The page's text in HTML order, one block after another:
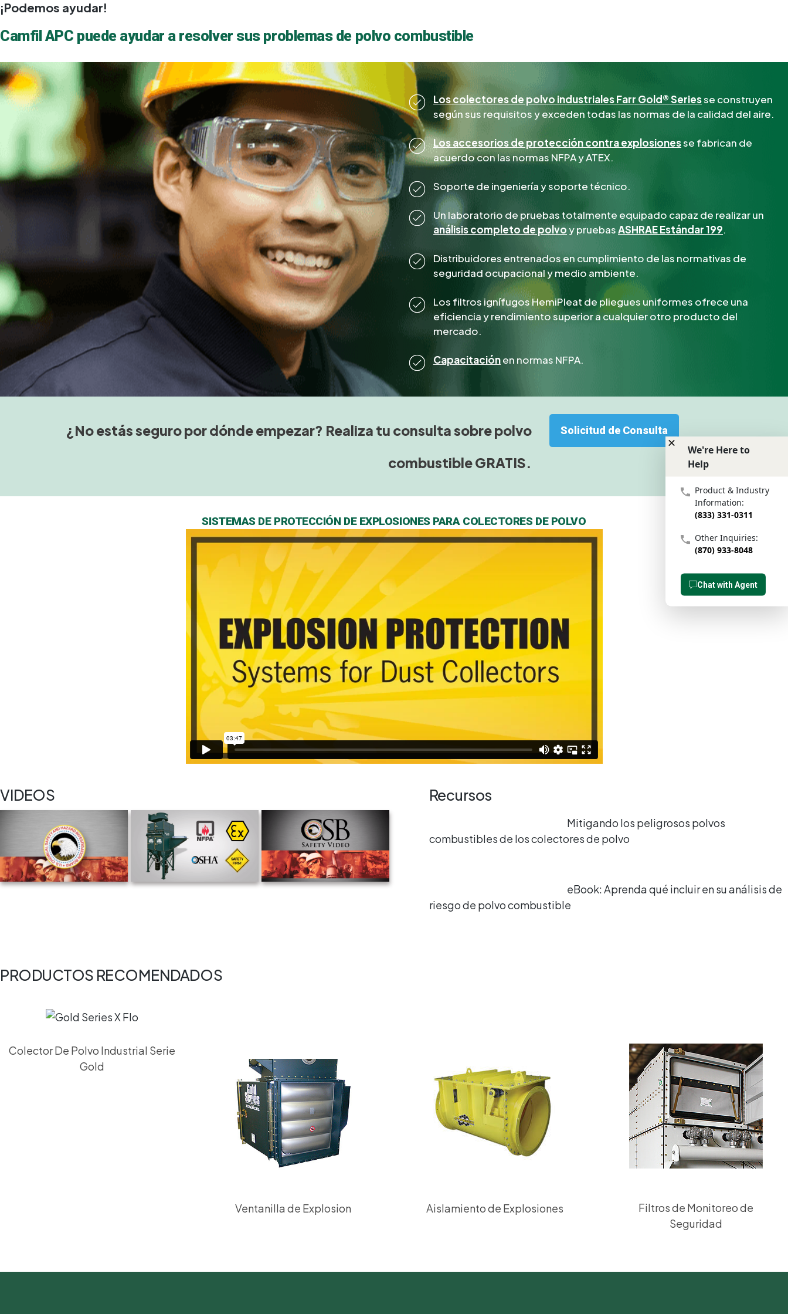
¡Podemos ayudar!
Camfil APC puede ayudar a resolver sus problemas de polvo combustible
Los colectores de polvo industriales Farr Gold® Seriesse construyen
según sus requisitos y exceden todas las normas de la calidad del aire.
Los accesorios de protección contra explosionesse fabrican de
acuerdo con las normas NFPA y ATEX.
Soporte de ingeniería y soporte técnico.
Un laboratorio de pruebas totalmente equipado capaz de realizar un
análisis completo de polvoy pruebasASHRAE Estándar 199.
Distribuidores entrenados en cumplimiento de las normativas de
seguridad ocupacional y medio ambiente.
Los filtros ignífugos HemiPleat de pliegues uniformes ofrece una
eficiencia y rendimiento superior a cualquier otro producto del
mercado.
Capacitaciónen normas NFPA.
¿No estás seguro por dónde empezar? Realiza tu consulta sobre polvo
combustible GRATIS.
Solicitud de Consulta
SISTEMAS DE PROTECCIÓN DE EXPLOSIONES PARA COLECTORES DE POLVO
VIDEOS Recursos
Mitigando los peligrosos polvos
combustibles de los colectores de polvo
eBook: Aprenda qué incluir en su análisis de
riesgo de polvo combustible
PRODUCTOS RECOMENDADOS
Colector De Polvo Industrial Serie
Gold
Ventanilla de Explosion Aislamiento de Explosiones
Filtros de Monitoreo de
Seguridad
We're Here to
Help
Product & Industry
Information:
(833) 331-0311
Other Inquiries:
(870) 933-8048
Chat with Agent